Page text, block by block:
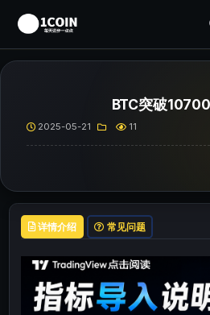
BTC突破
2025-05-21 11
详情介绍 常见问题